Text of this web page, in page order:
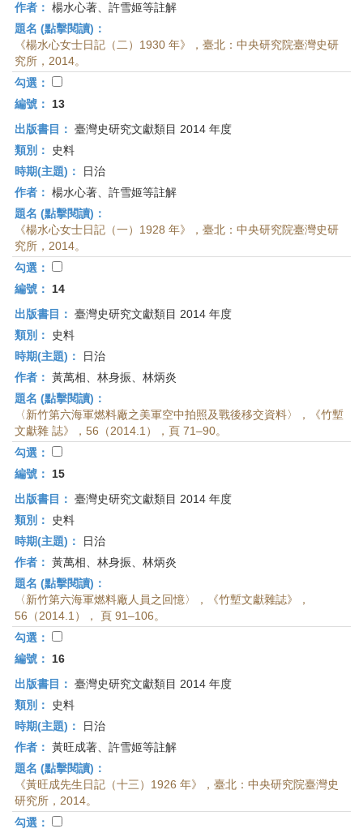
作者： 楊水心著、許雪姬等註解
題名 (點擊閱讀)：
《楊水心女士日記（二）1930 年》，臺北：中央研究院臺灣史研
究所，2014。
勾選：
編號：
13
出版書目： 臺灣史研究文獻類目 2014 年度
類別：
史料
時期(主題)：
日治
作者： 楊水心著、許雪姬等註解
題名 (點擊閱讀)：
《楊水心女士日記（一）1928 年》，臺北：中央研究院臺灣史研
究所，2014。
勾選：
編號：
14
出版書目： 臺灣史研究文獻類目 2014 年度
類別：
史料
時期(主題)：
日治
作者： 黃萬相、林身振、林炳炎
題名 (點擊閱讀)：
〈新竹第六海軍燃料廠之美軍空中拍照及戰後移交資料〉，《竹塹
文獻雜 誌》，56（2014.1），頁 71–90。
勾選：
編號：
15
出版書目： 臺灣史研究文獻類目 2014 年度
類別：
史料
時期(主題)：
日治
作者： 黃萬相、林身振、林炳炎
題名 (點擊閱讀)：
〈新竹第六海軍燃料廠人員之回憶〉，《竹塹文獻雜誌》，
56（2014.1）， 頁 91–106。
勾選：
編號：
16
出版書目： 臺灣史研究文獻類目 2014 年度
類別：
史料
時期(主題)：
日治
作者： 黃旺成著、許雪姬等註解
題名 (點擊閱讀)：
《黃旺成先生日記（十三）1926 年》，臺北：中央研究院臺灣史
研究所，2014。
勾選：